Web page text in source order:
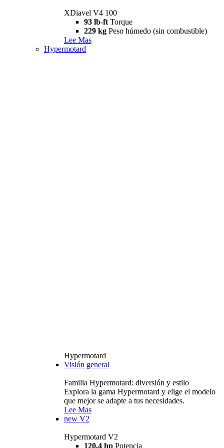
XDiavel V4 100
93 lb-ft Torque
229 kg Peso húmedo (sin combustible)
Lee Mas
Hypermotard
Hypermotard
Visión general
Familia Hypermotard: diversión y estilo
Explora la gama Hypermotard y elige el modelo
que mejor se adapte a tus necesidades.
Lee Mas
new V2
Hypermotard V2
120,4 hp Potencia